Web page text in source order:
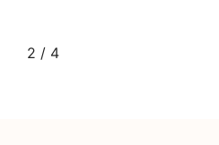
2 / von
4